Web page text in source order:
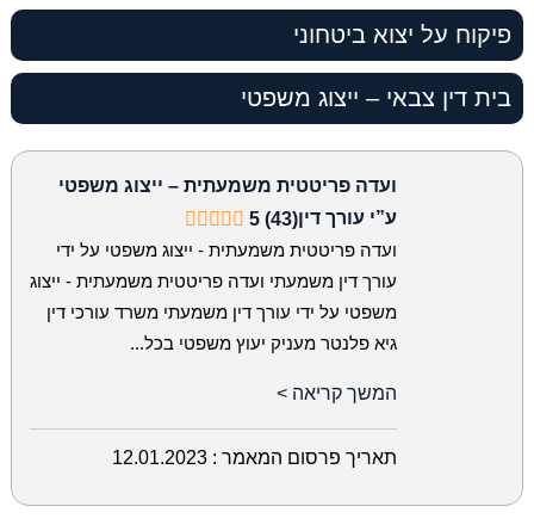
פיקוח על יצוא ביטחוני
בית דין צבאי – ייצוג משפטי
ועדה פריטטית משמעתית – ייצוג משפטי
ע”י עורך דין5 (43)
ועדה פריטטית משמעתית - ייצוג משפטי על ידי
עורך דין משמעתי ועדה פריטטית משמעתית - ייצוג
משפטי על ידי עורך דין משמעתי משרד עורכי דין
גיא פלנטר מעניק יעוץ משפטי בכל...
המשך קריאה >
תאריך פרסום המאמר : 12.01.2023